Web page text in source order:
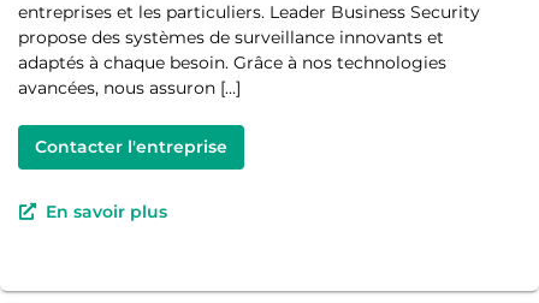
entreprises et les particuliers. Leader Business Security
propose des systèmes de surveillance innovants et
adaptés à chaque besoin. Grâce à nos technologies
avancées, nous assuron […]
Contacter l'entreprise
En savoir plus